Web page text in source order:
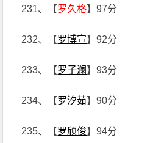
231、【罗久格】97分
232、【罗博宣】92分
233、【罗子澜 】93分
234、【罗汐茹】90分
235、【罗颀俊】94分